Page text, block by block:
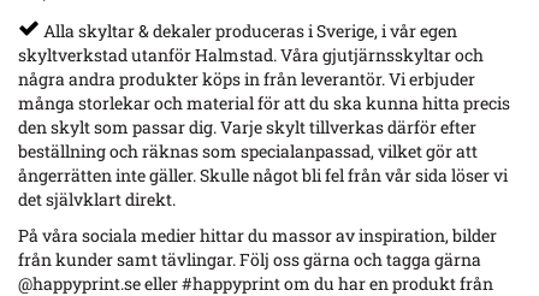
Alla skyltar & dekaler produceras i Sverige, i vår egen
skyltverkstad utanför Halmstad. Våra gjutjärnsskyltar och
några andra produkter köps in från leverantör. Vi erbjuder
många storlekar och material för att du ska kunna hitta precis
den skylt som passar dig. Varje skylt tillverkas därför efter
beställning och räknas som specialanpassad, vilket gör att
ångerrätten inte gäller. Skulle något bli fel från vår sida löser vi
det självklart direkt.
På våra sociala medier hittar du massor av inspiration, bilder
från kunder samt tävlingar. Följ oss gärna och tagga gärna
@happyprint.se eller #happyprint om du har en produkt från